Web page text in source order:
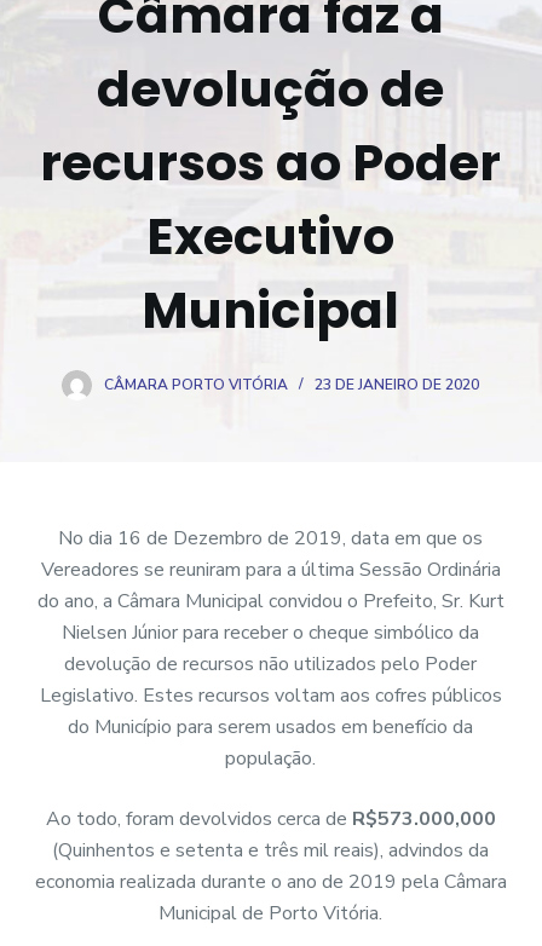
Câmara faz a
devolução de
recursos ao Poder
Executivo
Municipal
CÂMARA PORTO VITÓRIA 23 DE JANEIRO DE 2020
No dia 16 de Dezembro de 2019, data em que os
Vereadores se reuniram para a última Sessão Ordinária
do ano, a Câmara Municipal convidou o Prefeito, Sr. Kurt
Nielsen Júnior para receber o cheque simbólico da
devolução de recursos não utilizados pelo Poder
Legislativo. Estes recursos voltam aos cofres públicos
do Município para serem usados em benefício da
população.
Ao todo, foram devolvidos cerca de R$573.000,000
(Quinhentos e setenta e três mil reais), advindos da
economia realizada durante o ano de 2019 pela Câmara
Municipal de Porto Vitória.